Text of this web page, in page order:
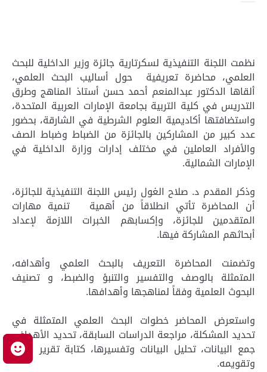
نظمت اللجنة التنفيذية لسكرتارية جائزة وزير الداخلية للبحث
العلمي، محاضرة تعريفية حول أساليب البحث العلمي،
ألقاها الدكتور عبدالمنعم أحمد حسن أستاذ المناهج وطرق
التدريس في كلية التربية بجامعة الإمارات العربية المتحدة،
واستضافتها أكاديمية العلوم الشرطية في الشارقة، بحضور
عدد كبير من المشاركين بالجائزة من الضباط وضباط الصف
والأفراد العاملين في مختلف إدارات وزارة الداخلية في
الإمارات الشمالية.
وذكر المقدم د. صلاح الغول رئيس اللجنة التنفيذية للجائزة،
أن المحاضرة تأتي انطلاقاً من أهمية تنمية مهارات
المتقدمين للجائزة، وإكسابهم الخبرات اللازمة لإعداد
أبحاثهم المشاركة فيها.
وتضمنت المحاضرة التعريف بالبحث العلمي وأهدافه،
المتمثلة بالوصف والتفسير والتنبؤ والضبط، و تصنيف
البحوث العلمية وفقاً لمناهجها وأهدافها.
واستعرض المحاضر خطوات البحث العلمي المتمثلة في
تحديد المشكلة، مراجعة الدراسات السابقة، تحديد الأهداف،
جمع البيانات، تحليل البيانات وتفسيرها، كتابة تقرير البحث
وتقويمه.